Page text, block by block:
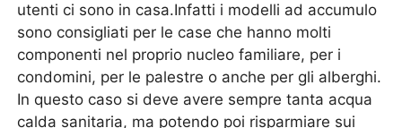
utenti ci sono in casa.Infatti i modelli ad accumulo
sono consigliati per le case che hanno molti
componenti nel proprio nucleo familiare, per i
condomini, per le palestre o anche per gli alberghi.
In questo caso si deve avere sempre tanta acqua
calda sanitaria, ma potendo poi risparmiare sui